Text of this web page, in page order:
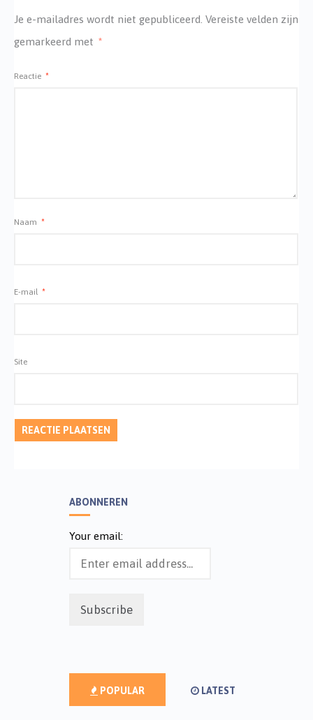
Je e-mailadres wordt niet gepubliceerd. Vereiste velden zijn
gemarkeerd met *
Reactie *
Naam *
E-mail *
Site
ABONNEREN
Your email:
POPULAR LATEST